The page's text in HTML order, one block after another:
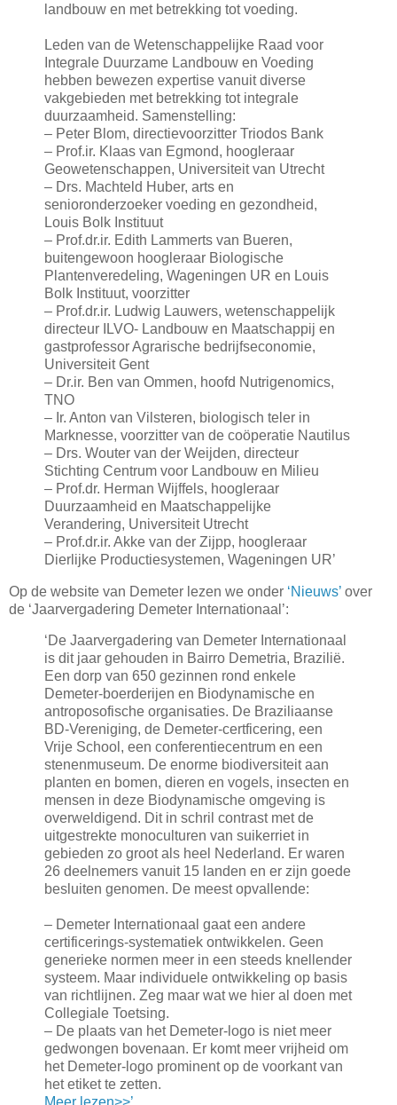
landbouw en met betrekking tot voeding.
Leden van de Wetenschappelijke Raad voor
Integrale Duurzame Landbouw en Voeding
hebben bewezen expertise vanuit diverse
vakgebieden met betrekking tot integrale
duurzaamheid. Samenstelling:
– Peter Blom, directievoorzitter Triodos Bank
– Prof.ir. Klaas van Egmond, hoogleraar
Geowetenschappen, Universiteit van Utrecht
– Drs. Machteld Huber, arts en
senioronderzoeker voeding en gezondheid,
Louis Bolk Instituut
– Prof.dr.ir. Edith Lammerts van Bueren,
buitengewoon hoogleraar Biologische
Plantenveredeling, Wageningen UR en Louis
Bolk Instituut, voorzitter
– Prof.dr.ir. Ludwig Lauwers, wetenschappelijk
directeur ILVO- Landbouw en Maatschappij en
gastprofessor Agrarische bedrijfseconomie,
Universiteit Gent
– Dr.ir. Ben van Ommen, hoofd Nutrigenomics,
TNO
– Ir. Anton van Vilsteren, biologisch teler in
Marknesse, voorzitter van de coöperatie Nautilus
– Drs. Wouter van der Weijden, directeur
Stichting Centrum voor Landbouw en Milieu
– Prof.dr. Herman Wijffels, hoogleraar
Duurzaamheid en Maatschappelijke
Verandering, Universiteit Utrecht
– Prof.dr.ir. Akke van der Zijpp, hoogleraar
Dierlijke Productiesystemen, Wageningen UR’
Op de website van Demeter lezen we onder ‘Nieuws’ over
de ‘Jaarvergadering Demeter Internationaal’:
‘De Jaarvergadering van Demeter Internationaal
is dit jaar gehouden in Bairro Demetria, Brazilië.
Een dorp van 650 gezinnen rond enkele
Demeter-boerderijen en Biodynamische en
antroposofische organisaties. De Braziliaanse
BD-Vereniging, de Demeter-certficering, een
Vrije School, een conferentiecentrum en een
stenenmuseum. De enorme biodiversiteit aan
planten en bomen, dieren en vogels, insecten en
mensen in deze Biodynamische omgeving is
overweldigend. Dit in schril contrast met de
uitgestrekte monoculturen van suikerriet in
gebieden zo groot als heel Nederland. Er waren
26 deelnemers vanuit 15 landen en er zijn goede
besluiten genomen. De meest opvallende:
– Demeter Internationaal gaat een andere
certificerings-systematiek ontwikkelen. Geen
generieke normen meer in een steeds knellender
systeem. Maar individuele ontwikkeling op basis
van richtlijnen. Zeg maar wat we hier al doen met
Collegiale Toetsing.
– De plaats van het Demeter-logo is niet meer
gedwongen bovenaan. Er komt meer vrijheid om
het Demeter-logo prominent op de voorkant van
het etiket te zetten.